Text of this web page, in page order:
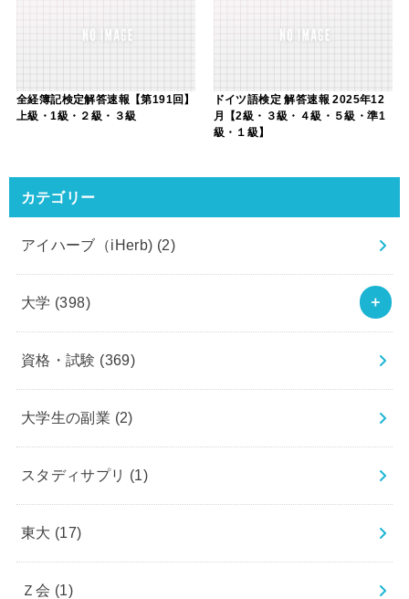
全経簿記検定解答速報【第191回】
上級・1級・２級・３級
ドイツ語検定 解答速報 2025年12
月【2級・３級・４級・５級・準1
級・１級】
カテゴリー
アイハーブ（iHerb) (2)
大学 (398)
資格・試験 (369)
大学生の副業 (2)
スタディサプリ (1)
東大 (17)
Ｚ会 (1)